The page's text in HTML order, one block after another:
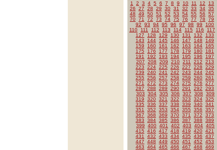
1 2 3 4 5 6 7 8 9 10 11 12
13
26
27 28 29 30 31 32 33 34 35
48
49 50 51 52 53 54 55 56
57
70 71 72 73 74 75 76 77 78
79
92
93 94 95 96 97 98 99
100
110
111 112 113 114 115 116
117
127
128 129 130 131 132
133
143
144 145 146 147 148
149
159
160 161 162 163 164
165
175
176 177 178 179 180
181
191
192 193 194 195 196
197
207
208 209 210 211 212
213
223
224 225 226 227 228
229
239
240 241 242 243 244 245
255
256 257 258 259 260 261
271
272 273 274 275 276
277
287
288 289 290 291 292
293
303
304 305 306 307 308
309
319
320 321 322 323 324 325
335
336 337 338 339 340 341
351
352 353 354 355 356
357
367
368 369 370 371 372
373
383
384 385 386 387 388
389
399
400 401 402 403 404 405
415
416 417 418 419 420 421
431
432 433 434 435 436
437
447
448 449 450 451 452
453
463
464 465 466 467 468 469